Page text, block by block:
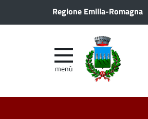
Regione Emilia-Romagna
menù